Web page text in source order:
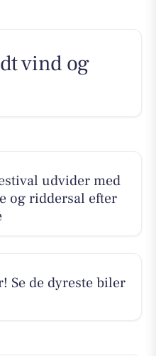
vind og
udvider med
og riddersal efter
Se de dyreste biler